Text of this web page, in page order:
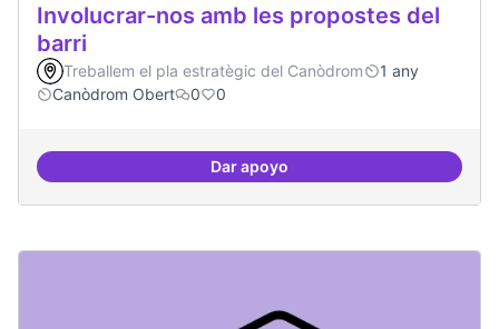
Involucrar-nos amb les propostes del
barri
Treballem el pla estratègic del Canòdrom
1 any
Canòdrom Obert
0 0
Dar apoyoInvolucrar-nos amb les